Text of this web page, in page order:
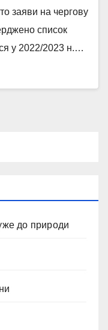
заяви на чергову
список
у 2022/2023 н.…
до природи